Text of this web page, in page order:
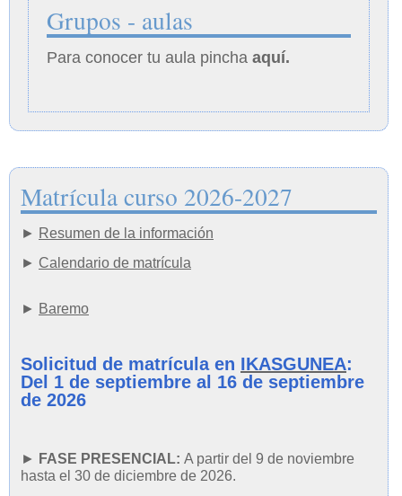
Grupos - aulas
Para conocer tu aula pincha aquí.
Matrícula curso 2026-2027
► Resumen de la información
► Calendario de matrícula
► Baremo
Solicitud de matrícula en IKASGUNEA:
Del 1 de septiembre al 16 de septiembre
de 2026
► FASE PRESENCIAL: A partir del 9 de noviembre
hasta el 30 de diciembre de 2026.